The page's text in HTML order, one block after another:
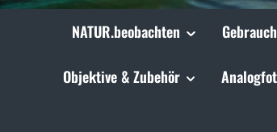
NATUR.beobachten
Objektive & Zubehör